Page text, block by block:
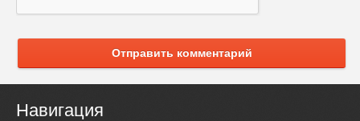
Отправить комментарий
Навигация